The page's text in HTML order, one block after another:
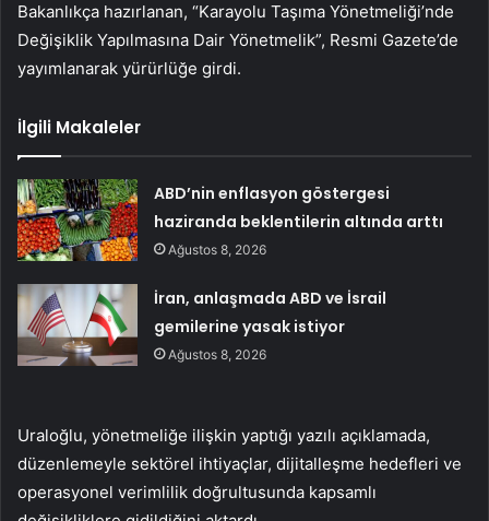
Bakanlıkça hazırlanan, “Karayolu Taşıma Yönetmeliği’nde
Değişiklik Yapılmasına Dair Yönetmelik”, Resmi Gazete’de
yayımlanarak yürürlüğe girdi.
İlgili Makaleler
ABD’nin enflasyon göstergesi
haziranda beklentilerin altında arttı
Ağustos 8, 2026
İran, anlaşmada ABD ve İsrail
gemilerine yasak istiyor
Ağustos 8, 2026
Uraloğlu, yönetmeliğe ilişkin yaptığı yazılı açıklamada,
düzenlemeyle sektörel ihtiyaçlar, dijitalleşme hedefleri ve
operasyonel verimlilik doğrultusunda kapsamlı